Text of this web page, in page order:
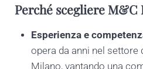
Perché scegliere
Esperienza e
opera da anni nel settore
Milano, vantando una